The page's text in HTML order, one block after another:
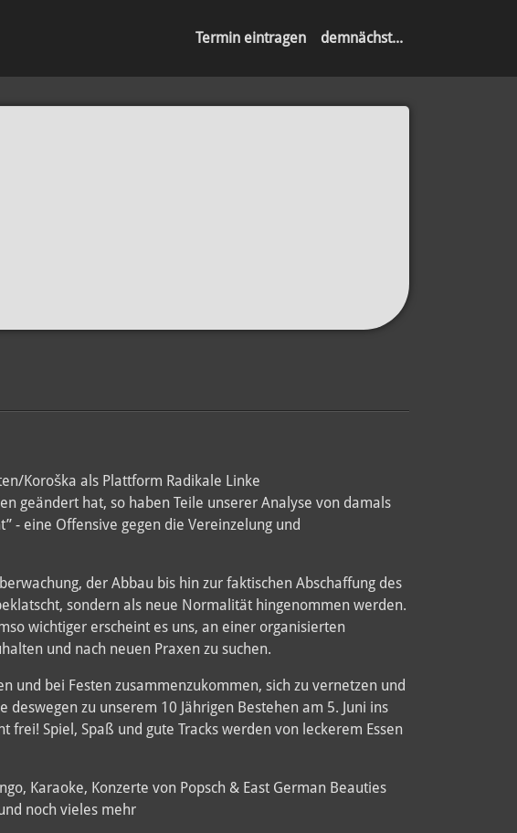
Termin eintragen demnächst...
Koroška als Plattform Radikale Linke
geändert hat, so haben Teile unserer Analyse von damals
- eine Offensive gegen die Vereinzelung und
der Abbau bis hin zur faktischen Abschaffung des
sondern als neue Normalität hingenommen werden.
wichtiger erscheint es uns, an einer organisierten
und nach neuen Praxen zu suchen.
und bei Festen zusammenzukommen, sich zu vernetzen und
zu unserem 10 Jährigen Bestehen am 5. Juni ins
Spiel, Spaß und gute Tracks werden von leckerem Essen
Karaoke, Konzerte von Popsch & East German Beauties
noch vieles mehr